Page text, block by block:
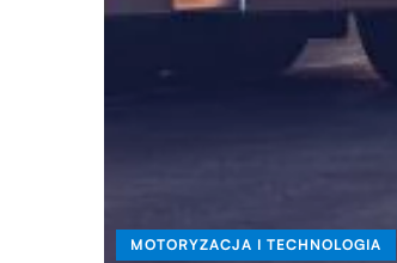
MOTORYZACJA I TECHNOLOGIA